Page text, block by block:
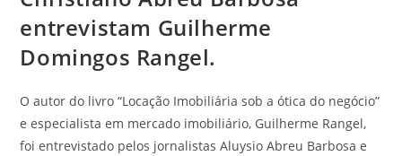
entrevistam Guilherme
Domingos Rangel.
O autor do livro “Locação Imobiliária sob a ótica do negócio”
e especialista em mercado imobiliário, Guilherme Rangel,
foi entrevistado pelos jornalistas Aluysio Abreu Barbosa e